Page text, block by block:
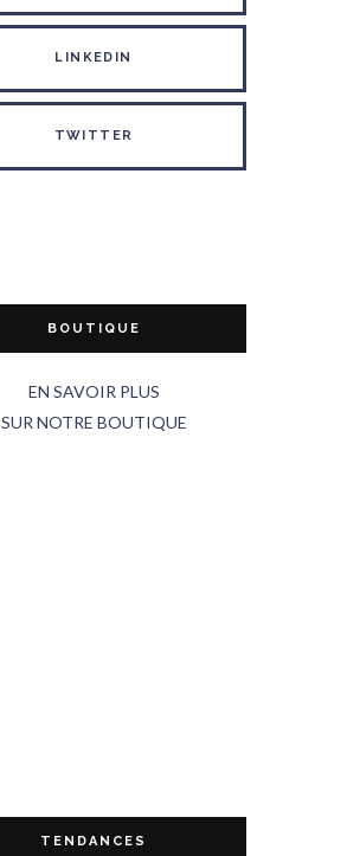
LINKEDIN
TWITTER
BOUTIQUE
EN SAVOIR PLUS
SUR NOTRE BOUTIQUE
TENDANCES